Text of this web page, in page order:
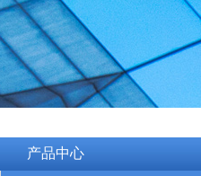
产品中心